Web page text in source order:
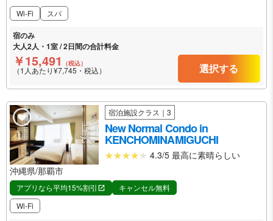
Wi-Fi スパ
宿のみ
大人2人・1室 / 2日間の合計料金
￥15,491 （税込）
（1人あたり¥7,745・税込） 選択する
宿泊施設クラス｜3
New Normal Condo in
KENCHOMINAMIGUCHI
4.3/5 最高に素晴らしい
沖縄県/那覇市
アプリなら平均15%割引
キャンセル無料
Wi-Fi